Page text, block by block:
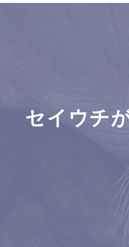
セイウチ